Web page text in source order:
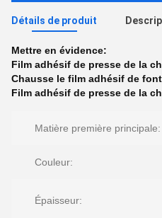
Détails de produit
Mettre en évidence:
Film adhésif de presse de la
Chausse le film adhésif de
Film adhésif de presse de la
Matière première principale:
Couleur:
Épaisseur: